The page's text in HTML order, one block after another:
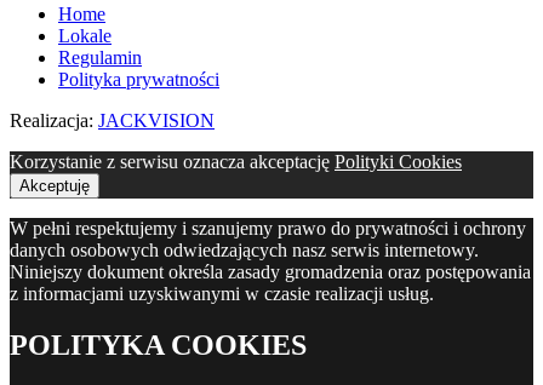
Home
Lokale
Regulamin
Polityka prywatności
Realizacja: JACKVISION
Korzystanie z serwisu oznacza akceptację Polityki Cookies
Akceptuję
W pełni respektujemy i szanujemy prawo do prywatności i ochrony
danych osobowych odwiedzających nasz serwis internetowy.
Niniejszy dokument określa zasady gromadzenia oraz postępowania
z informacjami uzyskiwanymi w czasie realizacji usług.
POLITYKA COOKIES